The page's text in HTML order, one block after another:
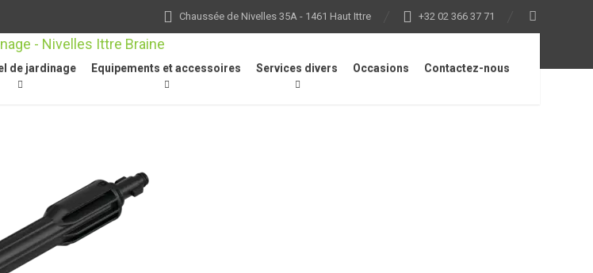
Chaussée de Nivelles 35A - 1461 Haut Ittre +32 02 366 37 71
de jardinage Equipements et accessoires Services divers Occasions Contactez-nous
de surfaces Brosse de lavage rotative, pour RCA 20